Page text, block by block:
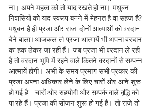
ना। अपने महत्व को तो याद रखते हो ना। मधुबन
निवासियों को याद स्वरूप बनने में मेहनत है वा सहज है?
मधुबन है ही प्रजा और राजा दोनों आत्माओं को वरदान
देने वाला।आजकल तो प्रजा आत्मायें भी अपना वरदान
का हक लेकर जा रहीं हैं। जब प्रजा भी वरदान ले रही
है तो वरदान भूमि में रहने वाले कितने वरदानों से सम्पन्न
आत्मायें होंगी। अभी के समय प्रमाण सभी प्रकार की
प्रजा अपना अधिकार लेने के लिए चारों ओर आने शुरू
हो गई है। चारों ओर सहयोगी और सम्पर्क वाले वृद्धि को
पा रहे हैं। प्रजा की सीजन शुरू हो गई है। तो राजे तो